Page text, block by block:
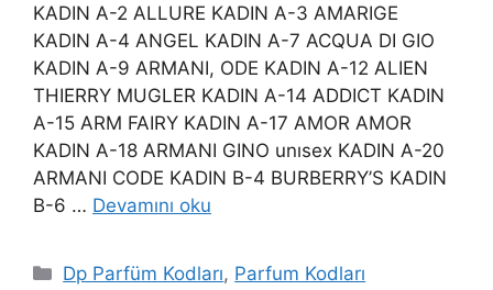
KADIN A-2 ALLURE KADIN A-3 AMARIGE
KADIN A-4 ANGEL KADIN A-7 ACQUA DI GIO
KADIN A-9 ARMANI, ODE KADIN A-12 ALIEN
THIERRY MUGLER KADIN A-14 ADDICT KADIN
A-15 ARM FAIRY KADIN A-17 AMOR AMOR
KADIN A-18 ARMANI GINO unısex KADIN A-20
ARMANI CODE KADIN B-4 BURBERRY’S KADIN
B-6 … Devamını oku
Kategoriler
Dp Parfüm Kodları, Parfum Kodları